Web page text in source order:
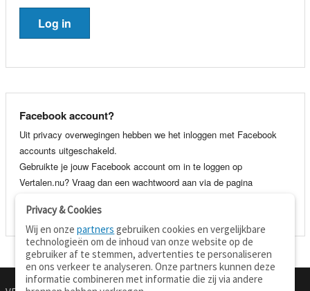
Facebook account?
Uit privacy overwegingen hebben we het inloggen met Facebook
accounts uitgeschakeld.
Gebruikte je jouw Facebook account om in te loggen op
Vertalen.nu? Vraag dan een wachtwoord aan via de pagina
je e-mail adres en wachtwoord.
Privacy & Cookies
Wij en onzepartners gebruiken cookies en vergelijkbare
technologieën om de inhoud van onze website op de
gebruiker af te stemmen, advertenties te personaliseren
en ons verkeer te analyseren. Onze partners kunnen deze
informatie combineren met informatie die zij via andere